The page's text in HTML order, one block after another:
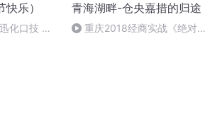
乐）
化口技 二
青海湖畔-仓央嘉措的归途
重庆2018经商实战《绝对成